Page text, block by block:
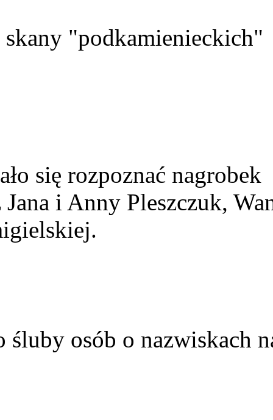
"podkamienieckich"
się rozpoznać nagrobek
i Anny Pleszczuk,
śluby osób o nazwiskach